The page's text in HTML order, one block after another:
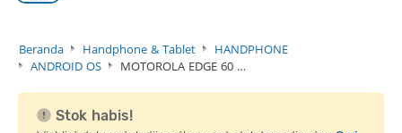
Beranda Handphone & Tablet
HANDPHONE
ANDROID OS
MOTOROLA EDGE 60 …
Stok habis!